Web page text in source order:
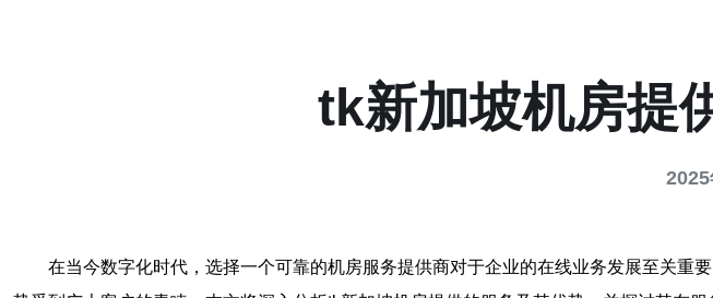
tk新加坡机房提
2025
在当今数字化时代，选择一个可靠的机房服务提供商对于企业的在线业务发展至关重